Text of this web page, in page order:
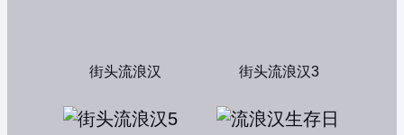
街头流浪汉 街头流浪汉3